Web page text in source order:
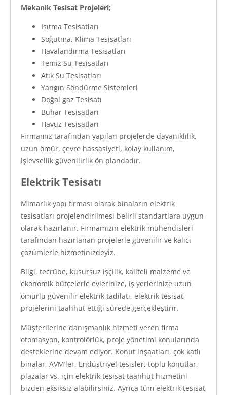
Mekanik Tesisat Projeleri;
Isıtma Tesisatları
Soğutma, Klima Tesisatları
Havalandırma Tesisatları
Temiz Su Tesisatları
Atık Su Tesisatları
Yangın Söndürme Sistemleri
Doğal gaz Tesisatı
Buhar Tesisatları
Havuz Tesisatları
Firmamız tarafından yapılan projelerde dayanıklılık,
uzun ömür, çevre hassasiyeti, kolay kullanım,
işlevsellik güvenilirlik ön plandadır.
Elektrik Tesisatı
Mimarlık yapı firması olarak binaların elektrik
tesisatları projelendirilmesi belirli standartlara uygun
olarak hazırlanır. Firmamızın elektrik mühendisleri
tarafından hazırlanan projelerle güvenilir ve kalıcı
çözümlerle hizmetinizdeyiz.
Bilgi, tecrübe, kusursuz işçilik, kaliteli malzeme ve
ekonomik bütçelerle evlerinize, iş yerlerinize uzun
ömürlü güvenilir elektrik tadilatı, elektrik tesisat
projelerini taahhüt ettiği sürede gerçekleştirir.
Müşterilerine danışmanlık hizmeti veren firma
otomasyon, kontrolörlük, proje yönetimi konularında
desteklerine devam ediyor. Konut inşaatları, çok katlı
binalar, AVM’ler, Endüstriyel tesisler, toplu konutlar,
plazalar vs. için elektrik tesisat taahhüt hizmetini
bizden eksiksiz alabilirsiniz. Ayrıca tüm elektrik tesisat